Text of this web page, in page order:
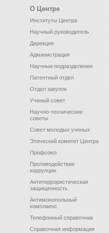
Footer Menu
О Центре
Институты Центра
Научный руководитель
Дирекция
Администрация
Научные подразделения
Патентный отдел
Отдел закупок
Ученый совет
Научно-технические
советы
Совет молодых ученых
Этический комитет Центра
Профсоюз
Противодействие
коррупции
Антитеррористическая
защищенность
Антимонопольный
комплаенс
Телефонный справочник
Справочная информация